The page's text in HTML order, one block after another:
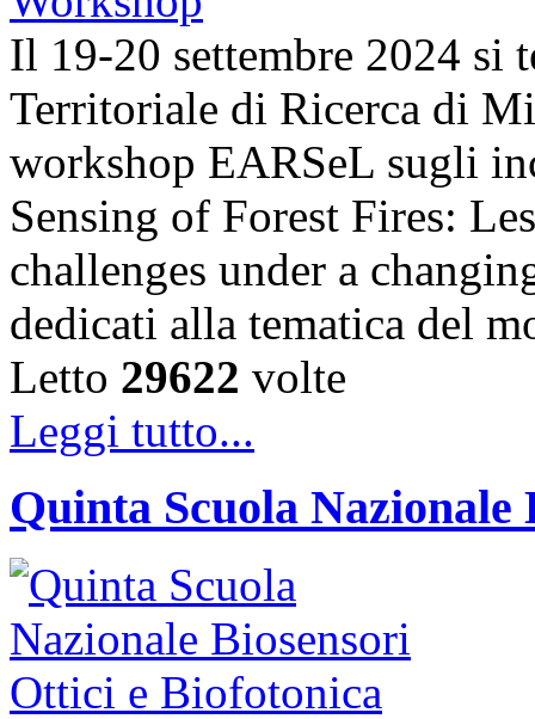
Il 19-20 settembre 2024 si
Territoriale di Ricerca di
workshop EARSeL sugli
Sensing of Forest Fires:
challenges under a
dedicati alla tematica del
Letto 29622 volte
Leggi tutto...
Quinta Scuola